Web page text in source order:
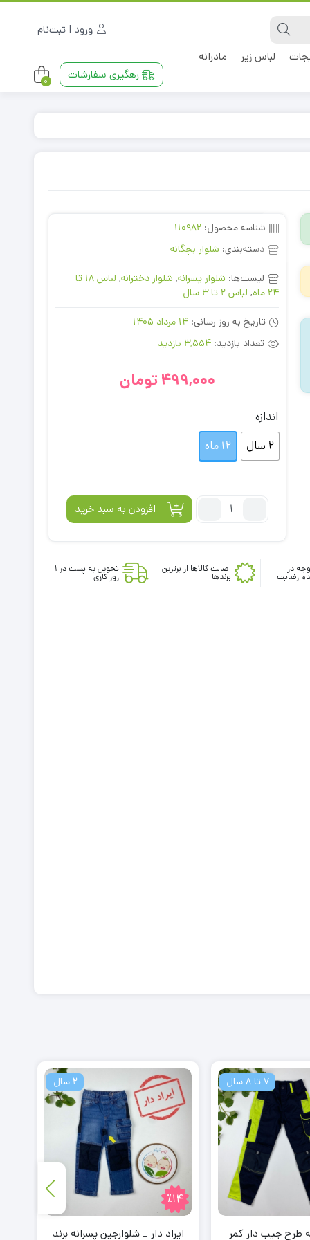
ورود | ثبت‌نام
لباس زیر مادرانه
رهگیری سفارشات 0
شناسه محصول: 110982
دسته‌بندی: شلوار بچگانه
لیست‌ها: شلوار پسرانه, شلوار دخترانه,
لباس 18 تا
24 ماه
, لباس 2 تا 3 سال
تاریخ به روز رسانی: 14 مرداد 1405
تعداد بازدید: 3,554 بازدید
499,000 تومان
اندازه
2 سال
12 ماه
تعداد:
نوزادی
طرح
افزودن به سبد خرید
در
رضایت
اصالت کالاها از برترین
برندها
تحویل به پست در 1
روز کاری
7 تا 8 سال
طرح جیب دار کمر
2 سال
٪14
ایراد دار _ شلوارجین پسرانه برند